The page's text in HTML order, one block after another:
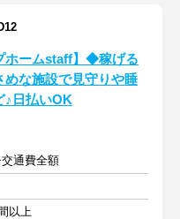
ホームstaff】◆稼げる
な施設で見守りや睡
♪日払いOK
通費全額
以上